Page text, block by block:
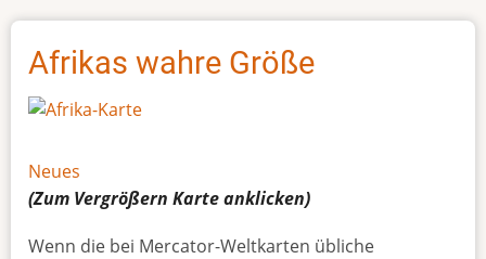
Afrikas wahre Größe
Neues
(Zum Vergrößern Karteanklicken)
Wenn die bei Mercator-Weltkarten übliche